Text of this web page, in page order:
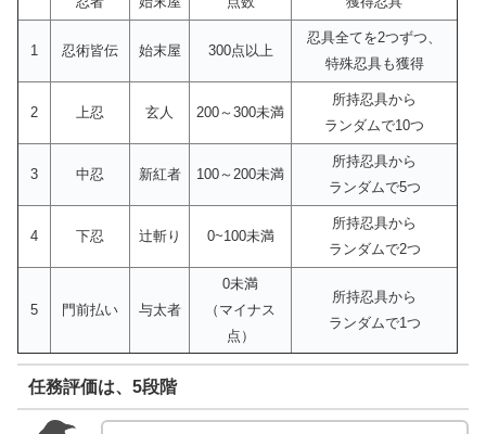
1 忍術皆伝 始末屋 300点以上
忍具全てを2つずつ、
特殊忍具も獲得
2 上忍 玄人 200～300未満
所持忍具から
ランダムで10つ
3 中忍 新紅者 100～200未満
所持忍具から
ランダムで5つ
4 下忍 辻斬り 0~100未満
所持忍具から
ランダムで2つ
5 門前払い 与太者
0未満
（マイナス
点）
所持忍具から
ランダムで1つ
任務評価は、5段階